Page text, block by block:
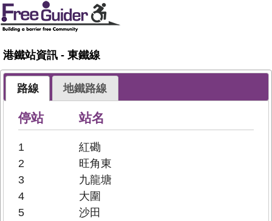
港鐵站資訊 - 東鐵線
路線 地鐵路線
停站 站名
1
紅磡
2
旺角東
3
九龍塘
4
大圍
5
沙田